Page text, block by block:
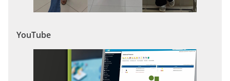
YouTube